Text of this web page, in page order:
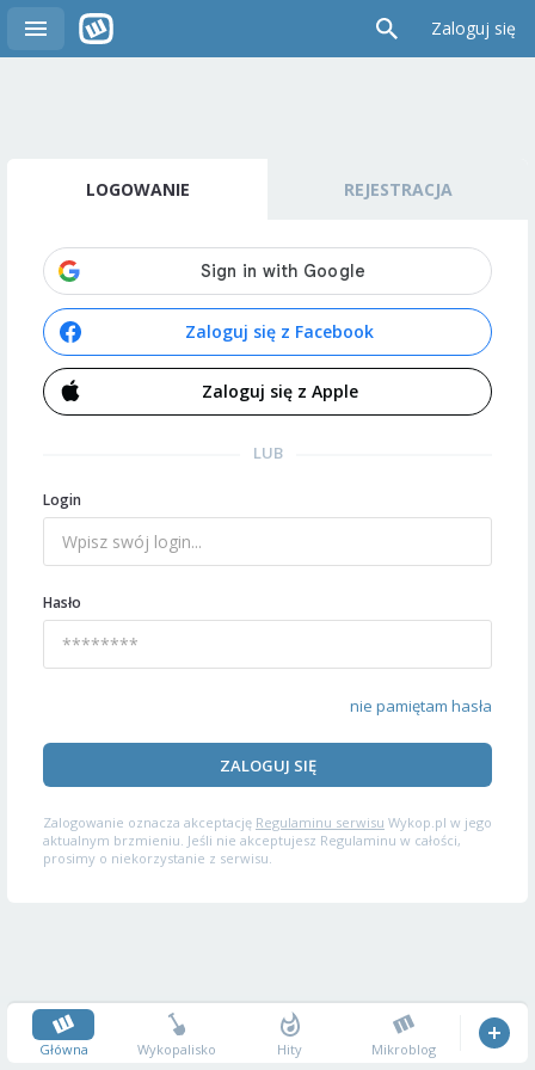
Zaloguj się
LOGOWANIE REJESTRACJA
Zaloguj się z Facebook
Zaloguj się z Apple
LUB
Login
Hasło
nie pamiętam hasła
ZALOGUJ SIĘ
Zalogowanie oznacza akceptację Regulaminu serwisu Wykop.pl w jego
aktualnym brzmieniu. Jeśli nie akceptujesz Regulaminu w całości,
prosimy o niekorzystanie z serwisu.
Główna Wykopalisko Hity Mikroblog